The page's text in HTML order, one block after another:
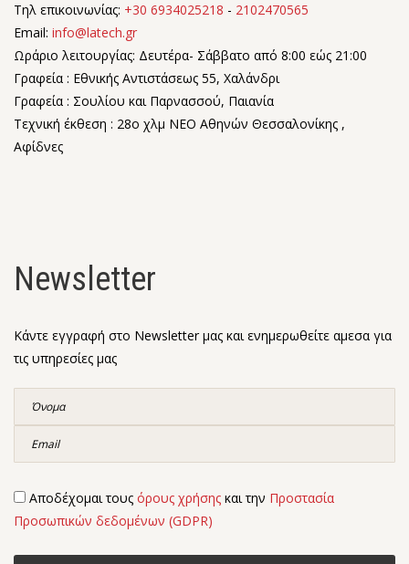
Τηλ επικοινωνίας: +30 6934025218 - 2102470565
Email: info@latech.gr
Ωράριο λειτουργίας: Δευτέρα- Σάββατο από 8:00 εώς 21:00
Γραφεία : Εθνικής Αντιστάσεως 55, Χαλάνδρι
Γραφεία : Σουλίου και Παρνασσού, Παιανία
Τεχνική έκθεση : 28o χλμ ΝΕΟ Αθηνών Θεσσαλονίκης ,
Αφίδνες
Newsletter
Κάντε εγγραφή στο Newsletter μας και ενημερωθείτε αμεσα για
τις υπηρεσίες μας
Αποδέχομαι τους όρους χρήσης και την Προστασία
Προσωπικών δεδομένων (GDPR)